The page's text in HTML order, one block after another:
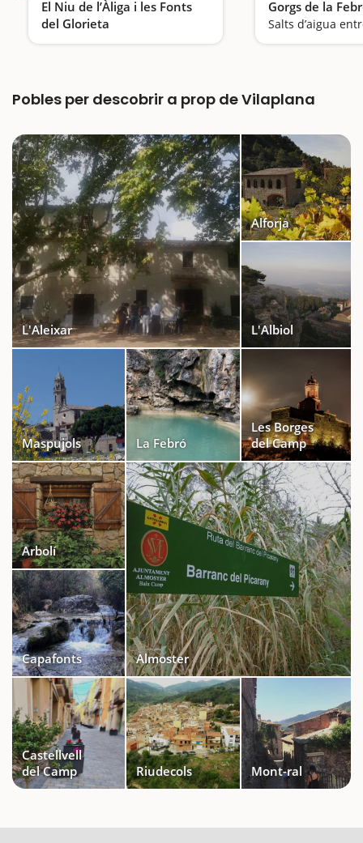
El Niu de l’Àliga i les Fonts
del Glorieta
Una de les piscines naturals més conegudes
Gorgs de la
Pobles per descobrir a prop de Vilaplana
L'Aleixar
Alforja
L'Albiol
Maspujols La Febró
Les Borges
del Camp
Arbolí
Capafonts Almoster
Castellvell
del Camp
Riudecols Mont-ral